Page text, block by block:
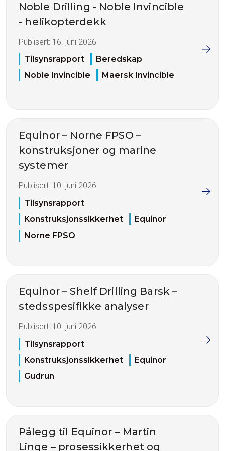
Noble Drilling - Noble Invincible
- helikopterdekk
Publisert: 16. juni 2026
Tilsynsrapport
Beredskap
Noble Invincible
Maersk Invincible
Equinor – Norne FPSO –
konstruksjoner og marine
systemer
Publisert: 10. juni 2026
Tilsynsrapport
Konstruksjonssikkerhet
Equinor
Norne FPSO
Equinor – Shelf Drilling Barsk –
stedsspesifikke analyser
Publisert: 10. juni 2026
Tilsynsrapport
Konstruksjonssikkerhet
Equinor
Gudrun
Pålegg til Equinor – Martin
Linge – prosessikkerhet og